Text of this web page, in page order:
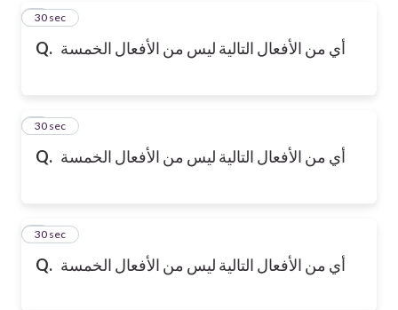
Q. أي من الأفعال التالية ليس من الأفعال الخمسة
5
30 sec
Q. أي من الأفعال التالية ليس من الأفعال الخمسة
6
30 sec
Q. أي من الأفعال التالية ليس من الأفعال الخمسة
7
30 sec